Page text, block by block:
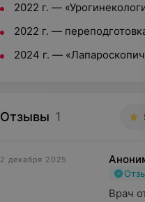
2022 г. —
2022 г. —
2024 г. —
Отзывы 1
2 декабря 2025
Врач